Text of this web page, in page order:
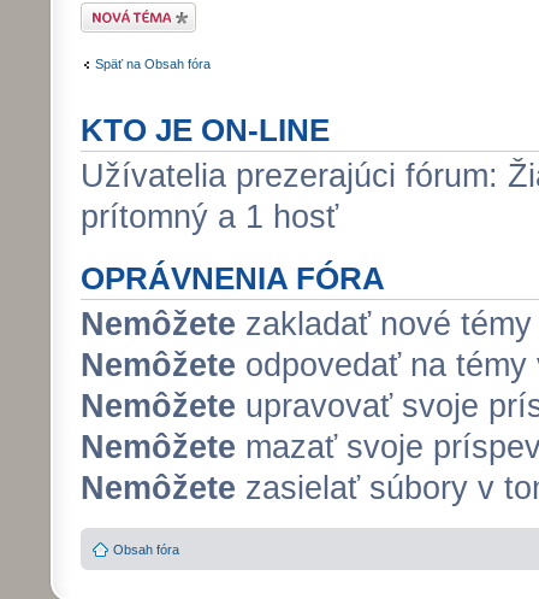
Odoslať novú tému
Späť na Obsah fóra
KTO JE ON-LINE
Užívatelia prezerajúci fórum:
prítomný a 1 hosť
OPRÁVNENIA FÓRA
Nemôžete zakladať nové
Nemôžete odpovedať na témy
Nemôžete upravovať svoje
Nemôžete mazať svoje
Nemôžete zasielať súbory v
Obsah fóra